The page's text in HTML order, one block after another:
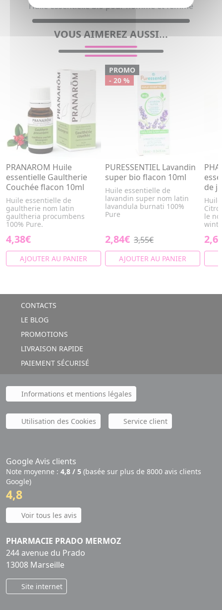
Huile essentielle bio pour homme et femme
VOUS AIMEREZ AUSSI...
PRANAROM Huile
essentielle Gaultherie
Couchée flacon 10ml
Huile essentielle de
gaultherie nom latin
gaultheria procumbens
100% Pure.
4,38€
AJOUTER AU PANIER
PROMO
- 20 %
PURESSENTIEL Lavandin
super bio flacon 10ml
Huile essentielle de
lavandin super nom latin
lavandula burnati 100%
Pure
2,84€ 3,55€
AJOUTER AU PANIER
de
le
CONTACTS
LE BLOG
PROMOTIONS
LIVRAISON RAPIDE
PAIEMENT SÉCURISÉ
Informations et mentions légales
Utilisation des Cookies Service client
Google Avis clients
Note moyenne : 4,8 / 5 (basée sur plus de 8000 avis clients
Google)
4,8
Voir tous les avis
PHARMACIE PRADO MERMOZ
244 avenue du Prado
13008 Marseille
Site internet